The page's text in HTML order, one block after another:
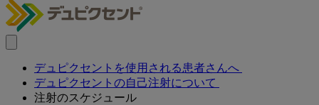
デュピクセントを使用される患者さんへ
デュピクセントの自己注射について
注射のスケジュール